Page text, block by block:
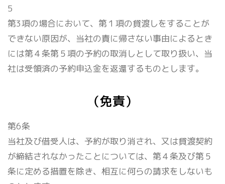
5
第3項の場合において、第１項の貸渡しをすることが
できない原因が、当社の責に帰さない事由によるとき
には第４条第５項の予約の取消しとして取り扱い、当
社は受領済の予約申込金を返還するものとします。
（免責）
第6条
当社及び借受人は、予約が取り消され、又は貸渡契約
が締結されなかったことについては、第４条及び第５
条に定める措置を除き、相互に何らの請求をしないも